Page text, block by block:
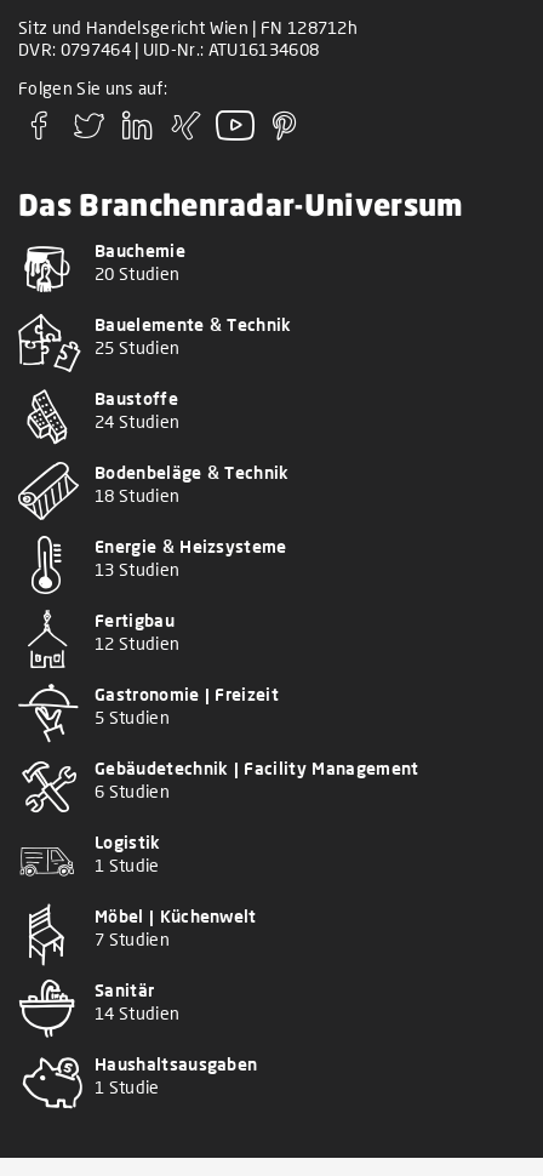
Sitz und Handelsgericht Wien | FN 128712h
DVR: 0797464 | UID-Nr.: ATU16134608
Folgen Sie uns auf:
Das Branchenradar-Universum
Bauchemie
20 Studien
Bauelemente & Technik
25 Studien
Baustoffe
24 Studien
Bodenbeläge & Technik
18 Studien
Energie & Heizsysteme
13 Studien
Fertigbau
12 Studien
Gastronomie | Freizeit
5 Studien
Gebäudetechnik | Facility Management
6 Studien
Logistik
1 Studie
Möbel | Küchenwelt
7 Studien
Sanitär
14 Studien
Haushaltsausgaben
1 Studie